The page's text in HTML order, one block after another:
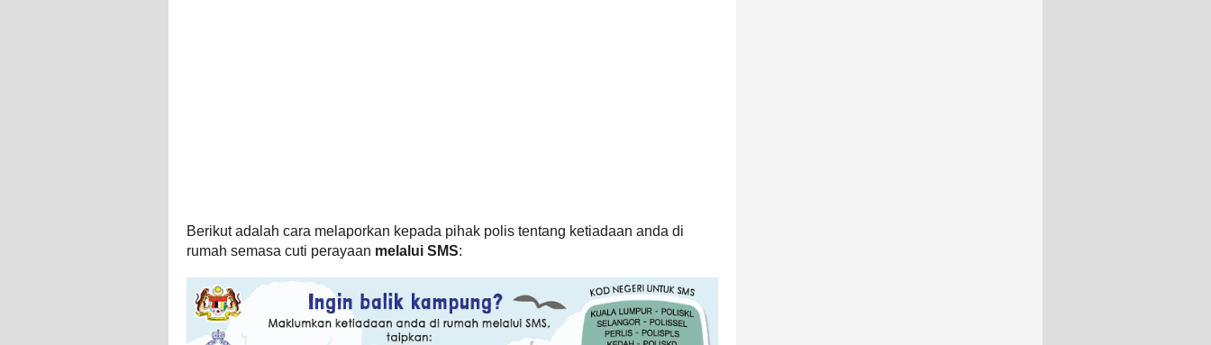
Berikut adalah cara melaporkan kepada pihak polis tentang ketiadaan anda di
rumah semasa cuti perayaan melalui SMS: